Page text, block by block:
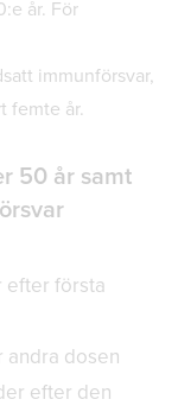
år. För
immunförsvar,
femte år.
50 år samt
efter första
andra dosen
efter den